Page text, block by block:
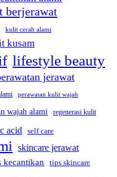
berjerawat
kulit cerah alami
kusam
lifestyle beauty
jerawat
perawatan kulit wajah
wajah alami regenerasi kulit
acid self care
skincare jerawat
kecantikan tips skincare